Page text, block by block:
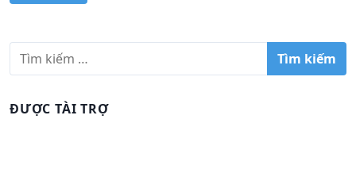
iĐƯỢC TÀI TRỢ